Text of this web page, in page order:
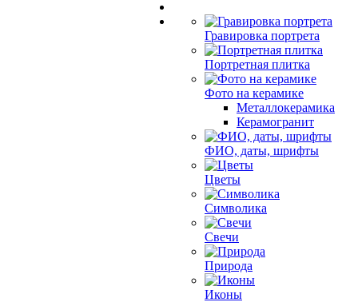
Гравировка портрета
Портретная плитка
Фото на керамике
Металлокерамика
Керамогранит
ФИО, даты, шрифты
Цветы
Символика
Свечи
Природа
Иконы